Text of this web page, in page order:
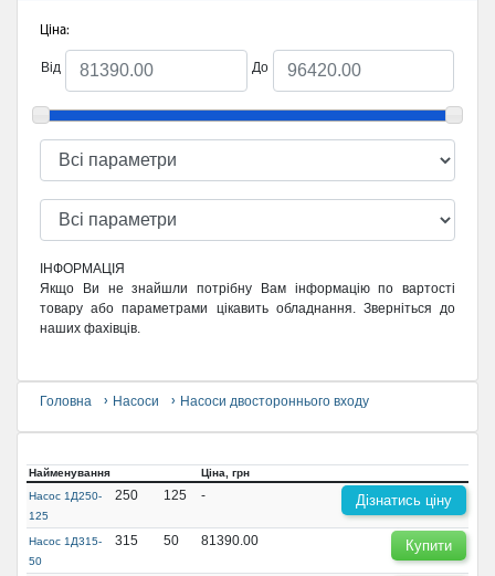
Ціна:
Від До
ІНФОРМАЦІЯ
Якщо Ви не знайшли потрібну Вам інформацію по вартості
товару або параметрами цікавить обладнання. Зверніться до
наших фахівців.
Головна Насоси Насоси двостороннього входу
Найменування
Ціна, грн
Насос 1Д250-
125
250 125 - Дізнатись ціну
Насос 1Д315-
50
315 50 81390.00 Купити